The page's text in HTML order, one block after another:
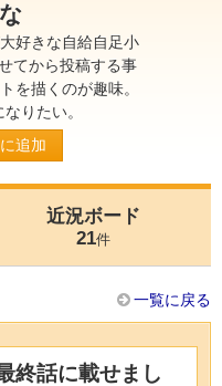
好きな自給自足小
てから投稿する事
を描くのが趣味。
りたい。
追加
近況ボード
21件
一覧に戻る
終話に載せまし